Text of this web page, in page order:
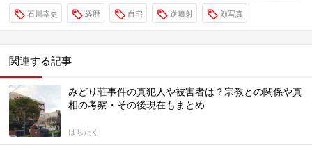
石川幸史 経歴 自宅 逆噴射 顔写真
関連する記事
みどり荘事件の真犯人や被害者は？宗教との関係や真
相の考察・その後現在もまとめ
はちたく